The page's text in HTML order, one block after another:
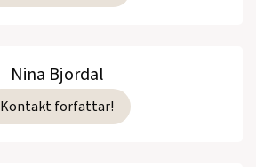
Nina Bjordal
Kontakt forfattar!